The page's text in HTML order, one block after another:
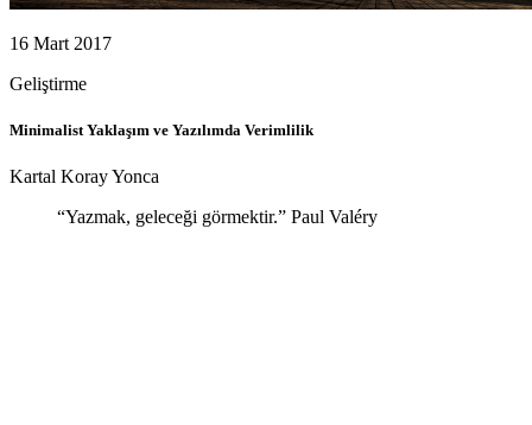
16 Mart 2017
Geliştirme
Minimalist Yaklaşım ve Yazılımda Verimlilik
Kartal Koray Yonca
“Yazmak, geleceği görmektir.” Paul Valéry